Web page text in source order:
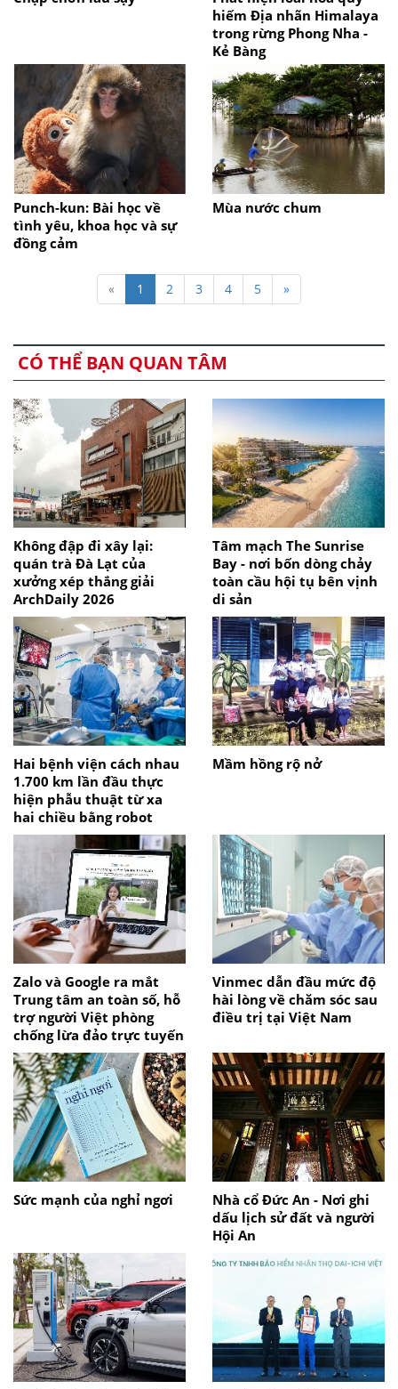
hiếm Địa nhãn Himalaya
trong rừng Phong Nha -
Kẻ Bàng
Punch-kun: Bài học về
tình yêu, khoa học và sự
đồng cảm
Mùa nước chum
« 1 2 3 4 5 »
CÓ THỂ BẠN QUAN TÂM
Không đập đi xây lại:
quán trà Đà Lạt của
xưởng xép thắng giải
ArchDaily 2026
Tâm mạch The Sunrise
Bay - nơi bốn dòng chảy
toàn cầu hội tụ bên vịnh
di sản
Hai bệnh viện cách nhau
1.700 km lần đầu thực
hiện phẫu thuật từ xa
hai chiều bằng robot
Mầm hồng rộ nở
Zalo và Google ra mắt
Trung tâm an toàn số, hỗ
trợ người Việt phòng
chống lừa đảo trực tuyến
Vinmec dẫn đầu mức độ
hài lòng về chăm sóc sau
điều trị tại Việt Nam
Sức mạnh của nghỉ ngơi
Nhà cổ Đức An - Nơi ghi
dấu lịch sử đất và người
Hội An